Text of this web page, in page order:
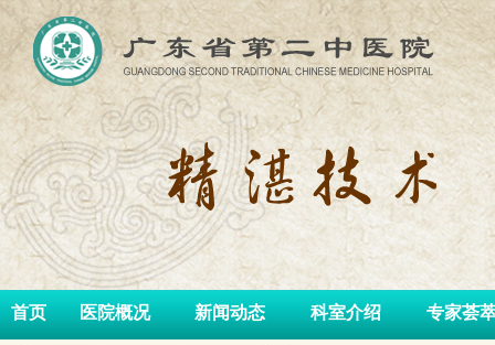
首页 医院概况 新闻动态 科室介绍 专家荟